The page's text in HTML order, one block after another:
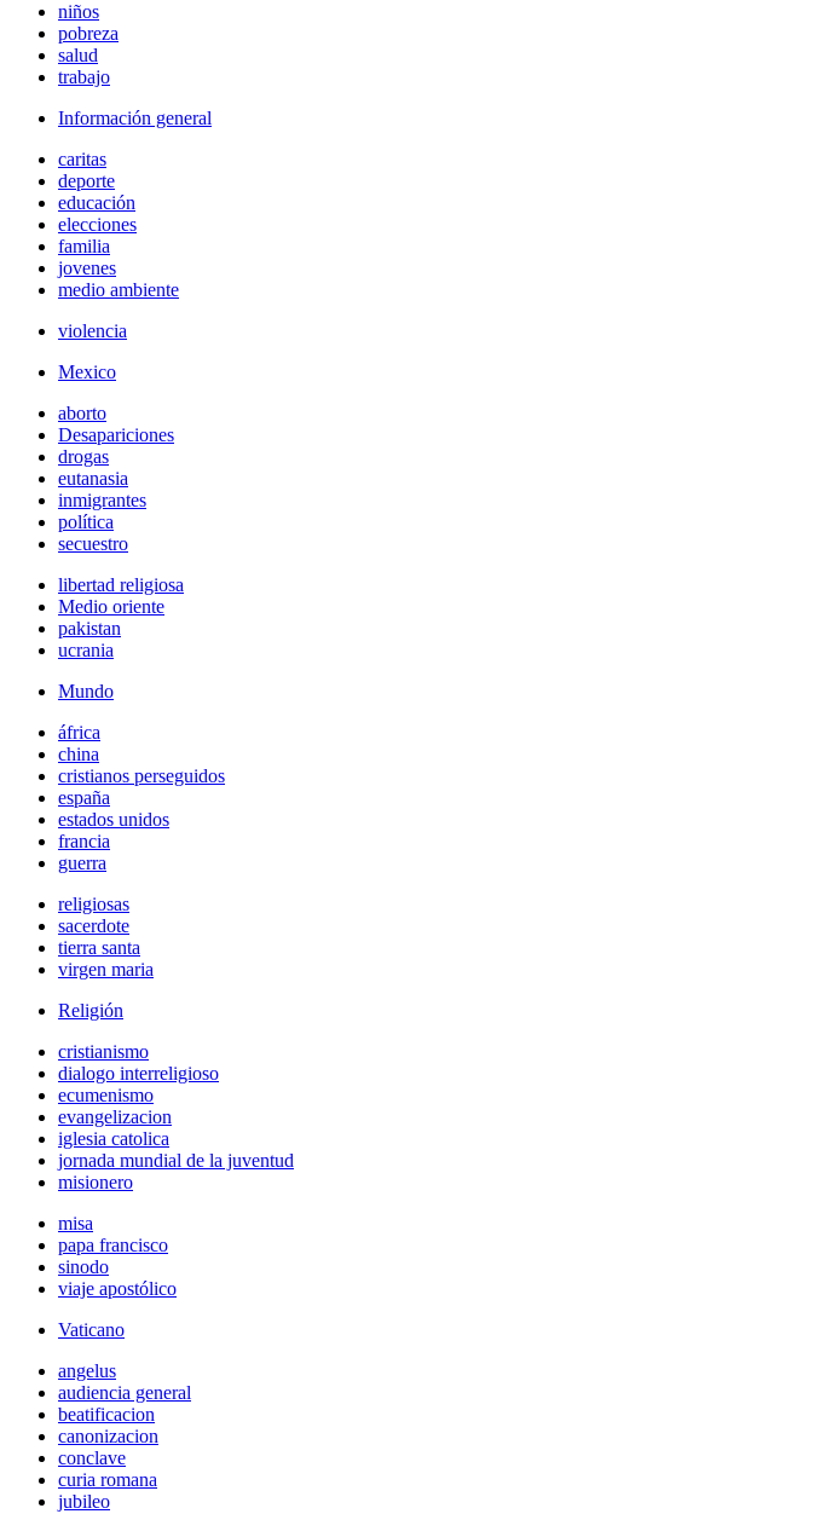
niños
pobreza
salud
trabajo
Información general
caritas
deporte
educación
elecciones
familia
jovenes
medio ambiente
violencia
Mexico
aborto
Desapariciones
drogas
eutanasia
inmigrantes
política
secuestro
libertad religiosa
Medio oriente
pakistan
ucrania
Mundo
áfrica
china
cristianos perseguidos
españa
estados unidos
francia
guerra
religiosas
sacerdote
tierra santa
virgen maria
Religión
cristianismo
dialogo interreligioso
ecumenismo
evangelizacion
iglesia catolica
jornada mundial de la juventud
misionero
misa
papa francisco
sinodo
viaje apostólico
Vaticano
angelus
audiencia general
beatificacion
canonizacion
conclave
curia romana
jubileo